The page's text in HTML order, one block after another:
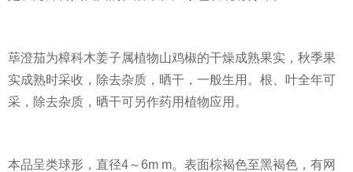
荜澄茄为樟科木姜子属植物山鸡椒的干燥成熟果实，秋季果
实成熟时采收，除去杂质，晒干，一般生用。根、叶全年可
采，除去杂质，晒干可另作药用植物应用。
本品呈类球形，直径4～6m m。表面棕褐色至黑褐色，有网